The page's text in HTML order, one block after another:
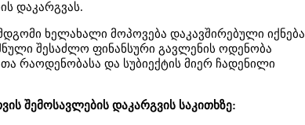
დაკარგვას.
ხელახალი მოპოვება დაკავშირებული იქნება
შესაძლო ფინანსური გავლენის ოდენობა
რაოდენობასა და სუბიექტის მიერ ჩადენილი
შემოსავლების დაკარგვის საკითხზე: